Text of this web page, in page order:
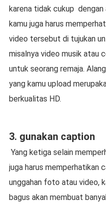
karena tidak cukup dengan
kamu juga harus
video tersebut di tujukan
misalnya video musik atau
untuk seorang remaja.
yang kamu upload
berkualitas HD.
3. gunakan caption
Yang ketiga selain
juga harus memperhatikan
unggahan foto atau video,
bagus akan membuat